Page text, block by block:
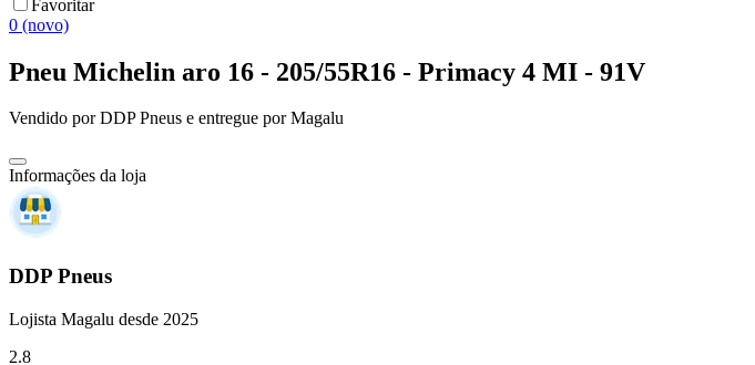
Favoritar
0 (novo)
Pneu Michelin aro 16 - 205/55R16 - Primacy 4 MI - 91V
Vendido porDDP Pneus e entregue por Magalu
Informações da loja
DDP Pneus
Lojista Magalu desde 2025
2.8